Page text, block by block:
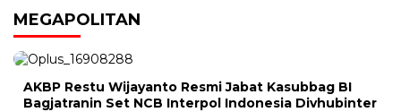
MEGAPOLITAN
AKBP Restu Wijayanto Resmi Jabat Kasubbag BI
Bagjatranin Set NCB Interpol Indonesia Divhubinter